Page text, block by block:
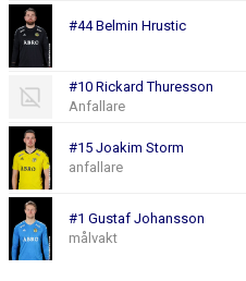
#44 Belmin Hrustic
#10 Rickard Thuresson
Anfallare
#15 Joakim Storm
anfallare
#1 Gustaf Johansson
målvakt